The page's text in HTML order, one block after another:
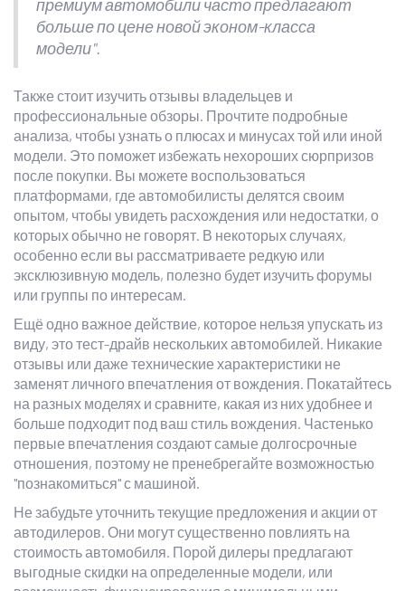
премиум автомобили часто предлагают
больше по цене новой эконом-класса
модели".
Также стоит изучить отзывы владельцев и
профессиональные обзоры. Прочтите подробные
анализа, чтобы узнать о плюсах и минусах той или иной
модели. Это поможет избежать нехороших сюрпризов
после покупки. Вы можете воспользоваться
платформами, где автомобилисты делятся своим
опытом, чтобы увидеть расхождения или недостатки, о
которых обычно не говорят. В некоторых случаях,
особенно если вы рассматриваете редкую или
эксклюзивную модель, полезно будет изучить форумы
или группы по интересам.
Ещё одно важное действие, которое нельзя упускать из
виду, это тест-драйв нескольких автомобилей. Никакие
отзывы или даже технические характеристики не
заменят личного впечатления от вождения. Покатайтесь
на разных моделях и сравните, какая из них удобнее и
больше подходит под ваш стиль вождения. Частенько
первые впечатления создают самые долгосрочные
отношения, поэтому не пренебрегайте возможностью
"познакомиться" с машиной.
Не забудьте уточнить текущие предложения и акции от
автодилеров. Они могут существенно повлиять на
стоимость автомобиля. Порой дилеры предлагают
выгодные скидки на определенные модели, или